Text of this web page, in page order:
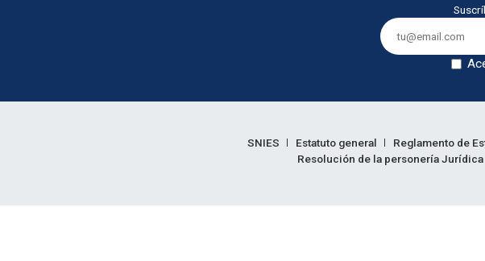
Enlaces legales
SNIES Estatuto general Reglamento de
Resolución de la personería Jurídica